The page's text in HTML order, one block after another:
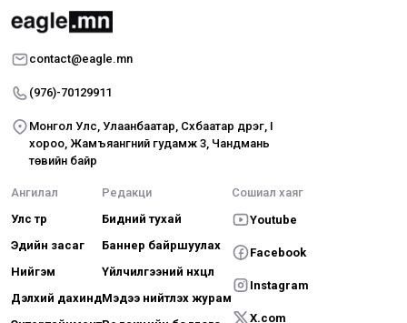
contact@eagle.mn
(976)-70129911
Монгол Улс, Улаанбаатар, Сүхбаатар дүүрэг, I
хороо, Жамъяангүний гудамж 3, Чандмань
төвийн байр
Ангилал
Улс төр
Эдийн засаг
Нийгэм
Дэлхий дахинд
Редакци
Бидний тухай
Баннер байршуулах
Үйлчилгээний нөхцөл
Мэдээ нийтлэх журам
Сошиал хаяг
Youtube
Facebook
Instagram
X.com